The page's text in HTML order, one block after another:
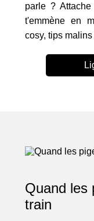
parle ?
t'emmène en
cosy, tips
Quand les
train